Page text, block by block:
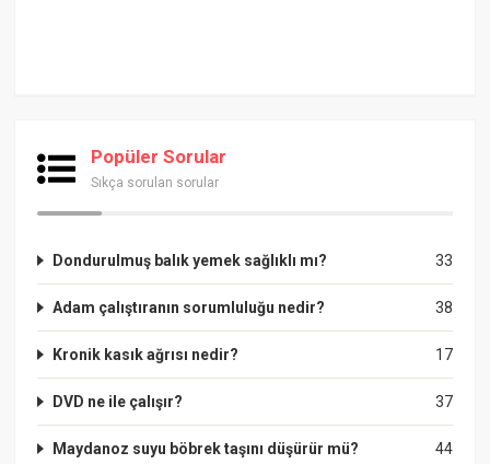
Popüler Sorular
Sıkça sorulan sorular
33
Dondurulmuş balık yemek sağlıklı mı?
38
Adam çalıştıranın sorumluluğu nedir?
17
Kronik kasık ağrısı nedir?
37
DVD ne ile çalışır?
44
Maydanoz suyu böbrek taşını düşürür mü?